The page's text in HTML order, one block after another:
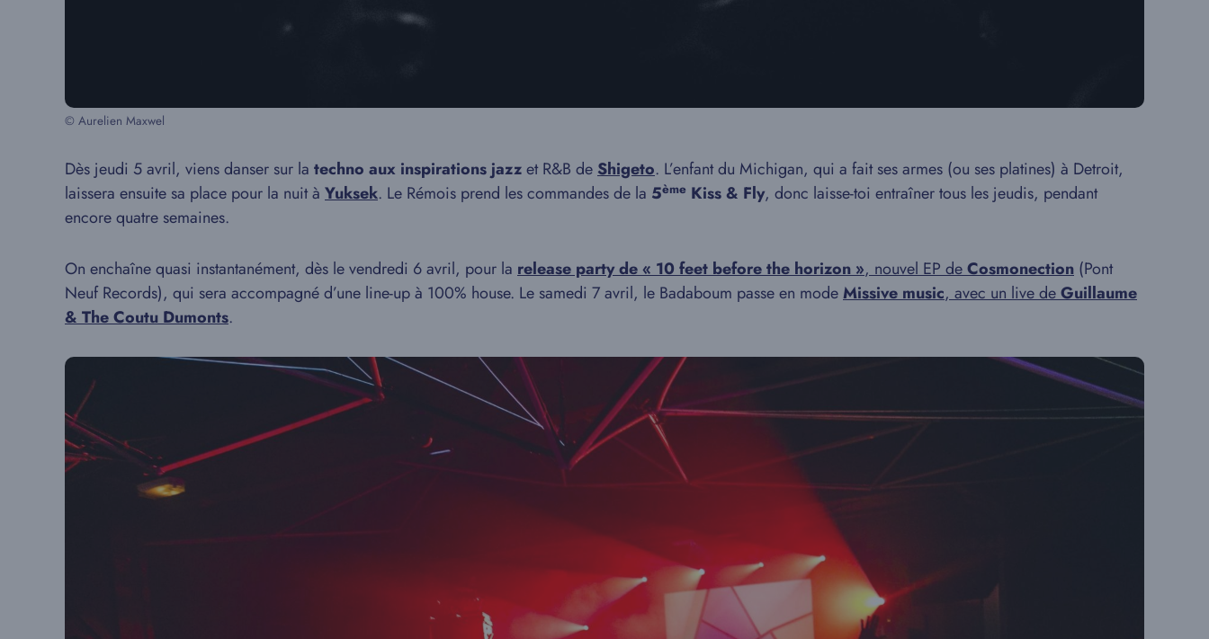
© Aurelien Maxwel
Dès jeudi 5 avril, viens danser sur la techno aux inspirations jazzet R&B de Shigeto. L’enfant du Michigan, qui a fait ses armes (ou ses platines) à Detroit,
laissera ensuite sa place pour la nuit à Yuksek. Le Rémois prend les commandes de la 5ème Kiss & Fly, donc laisse-toi entraîner tous les jeudis, pendant
encore quatre semaines.
On enchaîne quasi instantanément, dès le vendredi 6 avril, pour la release party de « 10 feet before the horizon », nouvel EP deCosmonection (Pont
Neuf Records), qui sera accompagné d’une line-up à 100% house. Le samedi 7 avril, le Badaboum passe en modeMissive music, avec un live deGuillaume
& The Coutu Dumonts.